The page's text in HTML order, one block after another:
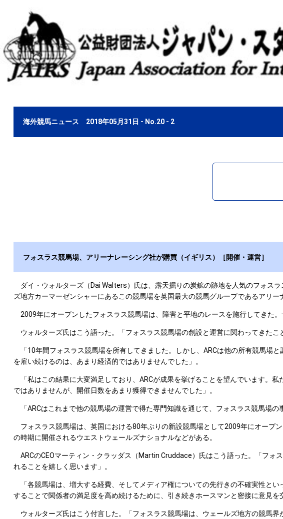
海外競馬ニュース 2018年05月31日 - No.20 - 2
フォスラス競馬場、アリーナレーシング社が購買（イギリス）［開催・運営］
ダイ・ウォルターズ（Dai Walters）氏は、露天掘りの炭鉱の跡地を人気のフォス
ズ地方カーマーゼンシャーにあるこの競馬場を英国最大の競馬グループであるアリ
2009年にオープンしたフォスラス競馬場は、障害と平地のレースを施行してきた
ウォルターズ氏はこう語った。「フォスラス競馬場の創設と運営に関わってきた
「10年間フォスラス競馬場を所有してきました。しかし、ARCは他の所有競馬場
を雇い続けるのは、あまり経済的ではありませんでした」。
「私はこの結果に大変満足しており、ARCが成果を挙げることを望んでいます。
ではありませんが、開催日数をあまり獲得できませんでした」。
「ARCはこれまで他の競馬場の運営で得た専門知識を通じて、フォスラス競馬場
フォスラス競馬場は、英国における80年ぶりの新設競馬場として2009年にオープ
の時期に開催されるウエストウェールズナショナルなどがある。
ARCのCEOマーティン・クラッダス（Martin Cruddace）氏はこう語った。「フォ
れることを嬉しく思います」。
「各競馬場は、増大する経費、そしてメディア権についての先行きの不確実性と
することで関係者の満足度を高め続けるために、引き続きホースマンと密接に意見を
ウォルターズ氏はこう付言した。「フォスラス競馬場は、ウェールズ地方の競馬